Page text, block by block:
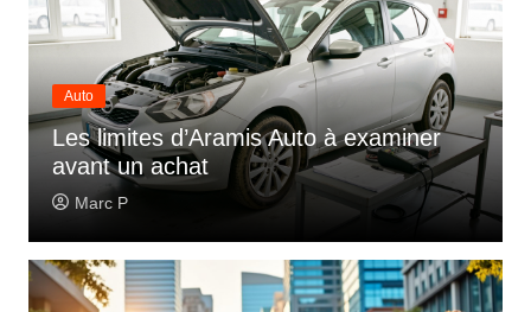
Auto
Les limites d’Aramis Auto à examiner
avant un achat
Marc P